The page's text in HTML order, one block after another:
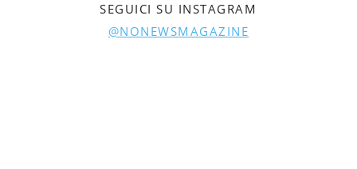
SEGUICI SU INSTAGRAM
@NONEWSMAGAZINE